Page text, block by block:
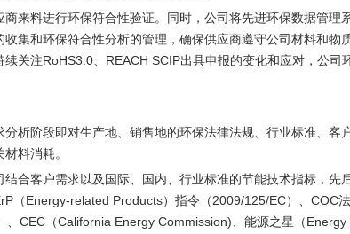
来料进行环保符合性验证。同时，公司将先进环保数据管
集和环保符合性分析的管理，确保供应商遵守公司材料和
关注RoHS3.0、REACH SCIP出具申报的变化和应对，公司
析阶段即对生产地、销售地的环保法律法规、行业标准、
料消耗。
合客户需求以及国际、国内、行业标准的节能技术指标，
（Energy-related Products）指令（2009/125/EC）、
、CEC（California Energy Commission)、能源之星（